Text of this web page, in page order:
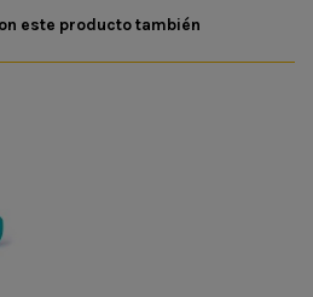
este producto también